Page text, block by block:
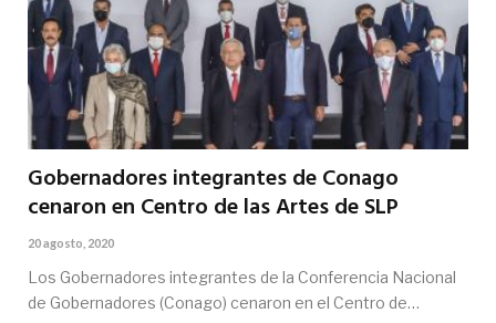
Gobernadores integrantes de Conago
cenaron en Centro de las Artes de SLP
20 agosto, 2020
Los Gobernadores integrantes de la Conferencia Nacional
de Gobernadores (Conago) cenaron en el Centro de…